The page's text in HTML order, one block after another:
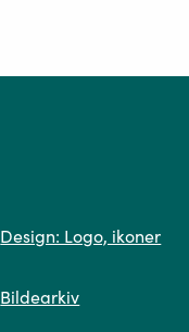
Design: Logo, ikoner
Bildearkiv